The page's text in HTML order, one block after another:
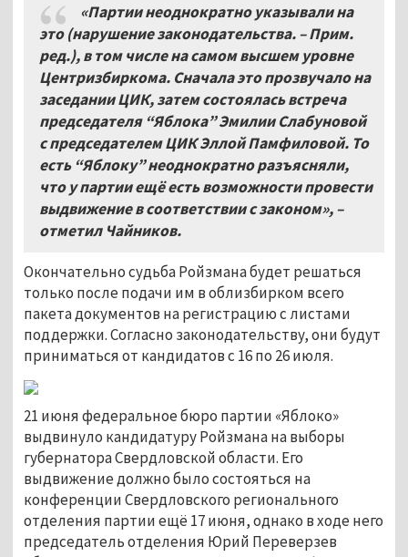
«Партии неоднократно указывали на
это (нарушение законодательства. – Прим.
ред.), в том числе на самом высшем уровне
Центризбиркома. Сначала это прозвучало на
заседании ЦИК, затем состоялась встреча
председателя “Яблока” Эмилии Слабуновой
с председателем ЦИК Эллой Памфиловой. То
есть “Яблоку” неоднократно разъясняли,
что у партии ещё есть возможности провести
выдвижение в соответствии с законом», –
отметил Чайников.
Окончательно судьба Ройзмана будет решаться
только после подачи им в облизбирком всего
пакета документов на регистрацию с листами
поддержки. Согласно законодательству, они будут
приниматься от кандидатов с 16 по 26 июля.
21 июня федеральное бюро партии «Яблоко»
выдвинуло кандидатуру Ройзмана на выборы
губернатора Свердловской области. Его
выдвижение должно было состояться на
конференции Свердловского регионального
отделения партии ещё 17 июня, однако в ходе него
председатель отделения Юрий Переверзев